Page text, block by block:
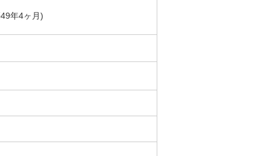
年4ヶ月)